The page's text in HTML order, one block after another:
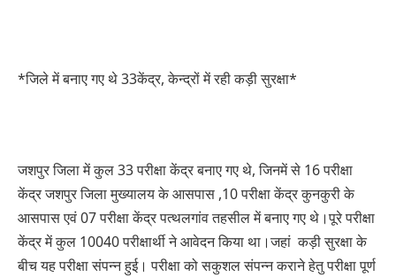
*जिले में बनाए गए थे 33केंद्र, केन्द्रों में रही कड़ी सुरक्षा*
जशपुर जिला में कुल 33 परीक्षा केंद्र बनाए गए थे, जिनमें से 16 परीक्षा
केंद्र जशपुर जिला मुख्यालय के आसपास ,10 परीक्षा केंद्र कुनकुरी के
आसपास एवं 07 परीक्षा केंद्र पत्थलगांव तहसील में बनाए गए थे।पूरे परीक्षा
केंद्र में कुल 10040 परीक्षार्थी ने आवेदन किया था।जहां कड़ी सुरक्षा के
बीच यह परीक्षा संपन्न हुई। परीक्षा को सकुशल संपन्न कराने हेतु परीक्षा पूर्ण